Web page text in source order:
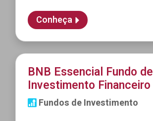
Conheça
BNB Essencial Fundo de
Investimento Financeiro
Fundos de Investimento